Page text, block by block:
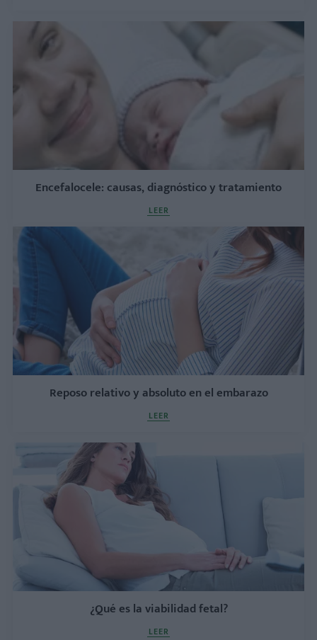
Encefalocele: causas, diagnóstico y tratamiento
LEER
Reposo relativo y absoluto en el embarazo
LEER
¿Qué es la viabilidad fetal?
LEER